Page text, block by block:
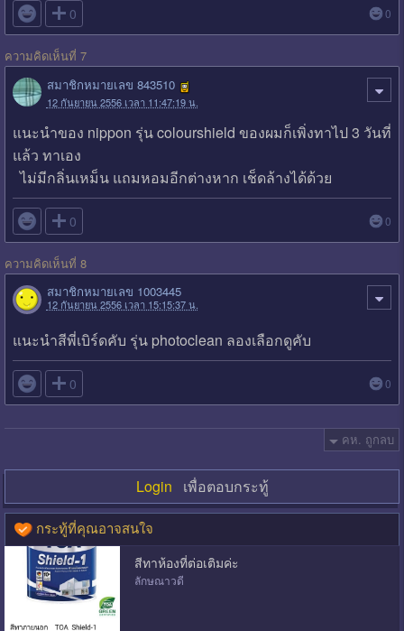
 0 0
ความคิดเห็นที่ 7
สมาชิกหมายเลข 843510
12 กันยายน 2556 เวลา 11:47:19 น.
แนะนำของ nippon รุ่น colourshield ของผมก็เพิ่งทาไป 3 วันที่
แล้ว ทาเอง
ไม่มีกลิ่นเหม็น แถมหอมอีกต่างหาก เช็ดล้างได้ด้วย
 0 0
ความคิดเห็นที่ 8
สมาชิกหมายเลข 1003445
12 กันยายน 2556 เวลา 15:15:37 น.
แนะนำสีพี่เบิร์ดคับ รุ่น photoclean ลองเลือกดูคับ
 0 0
คห. ถูกลบ
Login เพื่อตอบกระทู้
กระทู้ที่คุณอาจสนใจ
สีทาห้องที่ต่อเติมค่ะ
ลักษณาวดี